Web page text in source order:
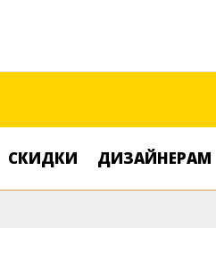
СКИДКИ ДИЗАЙНЕРАМ